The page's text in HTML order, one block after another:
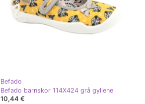
Befado
Befado barnskor 114X424 grå gyllene
10,44 €